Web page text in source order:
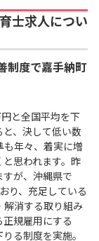
士求人につい
制度で嘉手納町
と全国平均を下
、決して低い数
も年々、着実に増
思われます。昨
が、沖縄県で
り、充足している
解消する取り組み
規雇用にする
る制度を実施。